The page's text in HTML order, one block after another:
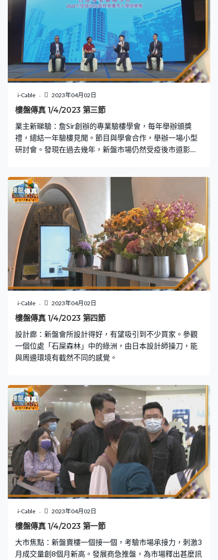
i-Cable 2023年04月02日
樓盤傳真 1/4/2023 第三節
業主新睇驗：詹Sir創辦的專業驗樓學會，每年舉辦頒獎
禮，總結一年驗樓見聞。節目與學會合作，舉辦一場小型
研討會。發現在過去幾年，新盤市場仍然受疫後市道影
i-Cable 2023年04月02日
樓盤傳真 1/4/2023 第四節
設計廊：新盤會所設計得好，有望吸引到不少買家。參觀
一個位處「石屎森林」中的綠洲，由日本設計師操刀，能
與周邊環境有截然不同的感覺。
i-Cable 2023年04月02日
樓盤傳真 1/4/2023 第一節
大市焦點：新盤賣樓一個接一個，考驗市場承接力，刺激3
月成交量創8個月新高。發展商急推盤，為市場釋出甚麼訊